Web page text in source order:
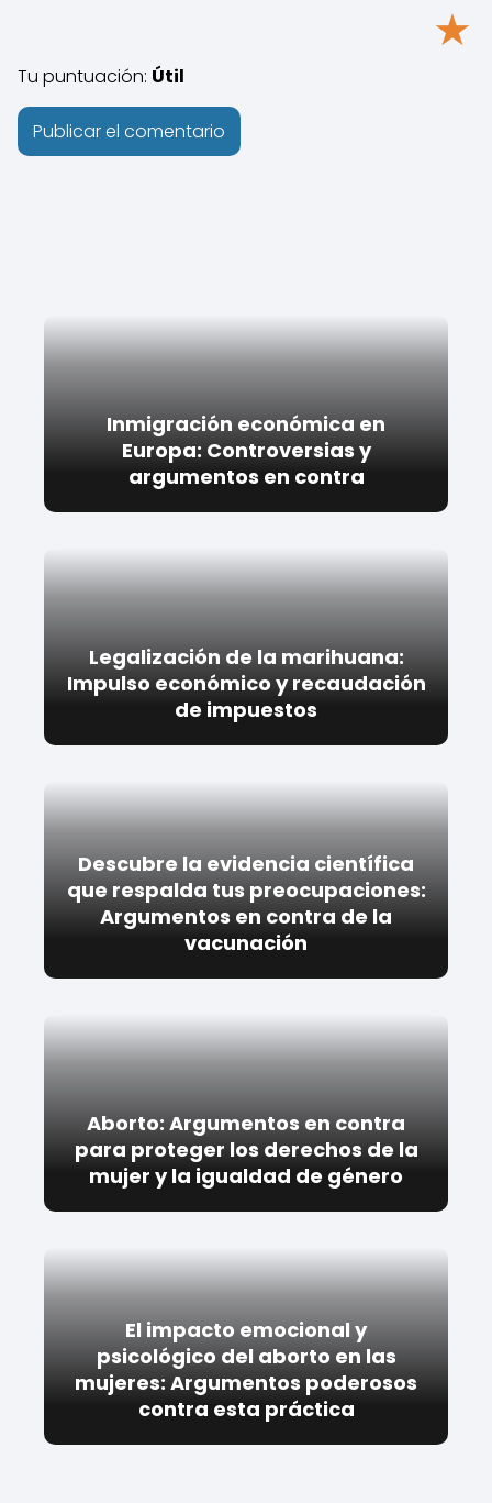
★
Tu puntuación: Útil
Inmigración económica en
Europa: Controversias y
argumentos en contra
Legalización de la marihuana:
Impulso económico y recaudación
de impuestos
Descubre la evidencia científica
que respalda tus preocupaciones:
Argumentos en contra de la
vacunación
Aborto: Argumentos en contra
para proteger los derechos de la
mujer y la igualdad de género
El impacto emocional y
psicológico del aborto en las
mujeres: Argumentos poderosos
contra esta práctica